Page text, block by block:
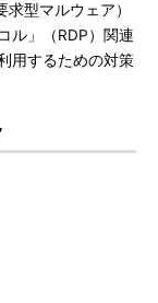
型マルウェア）
ル」（RDP）関連
用するための対策